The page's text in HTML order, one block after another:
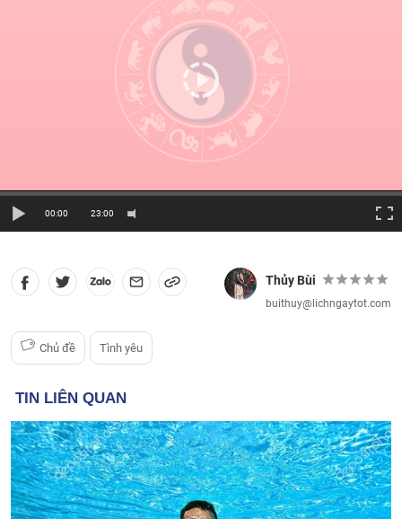
00:00 23:00
Thủy Bùi
buithuy@lichngaytot.com
Chủ đề Tình yêu